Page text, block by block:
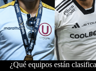
¿Qué equipos están